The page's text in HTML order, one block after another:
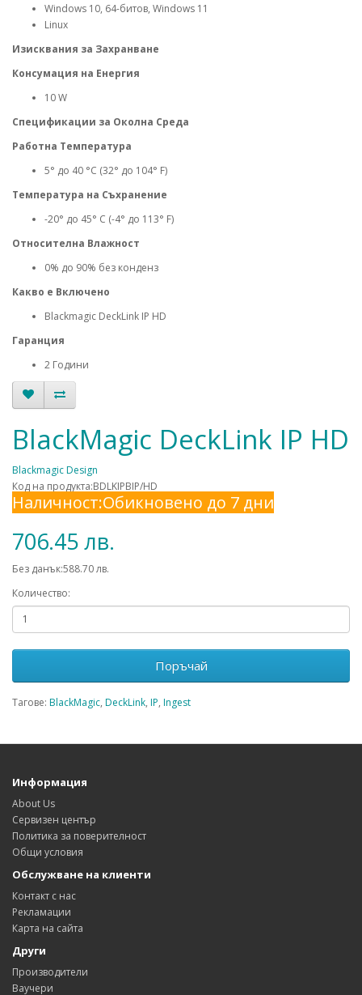
Windows 10, 64-битов, Windows 11
Linux
Изисквания за Захранване
Консумация на Енергия
10 W
Спецификации за Околна Среда
Работна Температура
5° до 40 °C (32° до 104° F)
Температура на Съхранение
-20° до 45° C (-4° до 113° F)
Относителна Влажност
0% до 90% без конденз
Какво е Включено
Blackmagic DeckLink IP HD
Гаранция
2 Години
BlackMagic DeckLink IP HD
Blackmagic Design
Код на продукта:BDLKIPBIP/HD
Наличност:Обикновено до 7 дни
706.45 лв.
Без данък:588.70 лв.
Количество:
Поръчай
Тагове: BlackMagic, DeckLink, IP, Ingest
Информация
About Us
Сервизен център
Политика за поверителност
Общи условия
Обслужване на клиенти
Контакт с нас
Рекламации
Карта на сайта
Други
Производители
Ваучери